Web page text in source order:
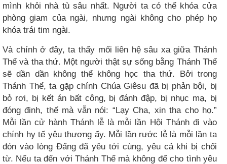
mình khỏi nhà tù sâu nhất. Người ta có thể khóa cửa
phòng giam của ngài, nhưng ngài không cho phép họ
khóa trái tim ngài.
Và chính ở đây, ta thấy mối liên hệ sâu xa giữa Thánh
Thể và tha thứ. Một người thật sự sống bằng Thánh Thể
sẽ dần dần không thể không học tha thứ. Bởi trong
Thánh Thể, ta gặp chính Chúa Giêsu đã bị phản bội, bị
bỏ rơi, bị kết án bất công, bị đánh đập, bị nhục mạ, bị
đóng đinh, thế mà vẫn nói: “Lạy Cha, xin tha cho họ.”
Mỗi lần cử hành Thánh lễ là mỗi lần Hội Thánh đi vào
chính hy tế yêu thương ấy. Mỗi lần rước lễ là mỗi lần ta
đón vào lòng Đấng đã yêu tới cùng, yêu cả khi bị chối
từ. Nếu ta đến với Thánh Thể mà không để cho tình yêu